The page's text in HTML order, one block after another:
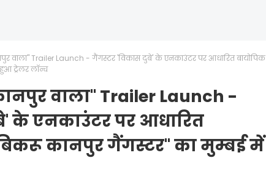
वाला" Trailer Launch - गैंगस्टर 'विकास दुबे' के एनकाउंटर पर आधारित बायोपिक
ट्रेलर लॉन्च
वाला" Trailer Launch -
के एनकाउंटर पर आधारित
कानपुर गैंगस्टर" का मुम्बई में